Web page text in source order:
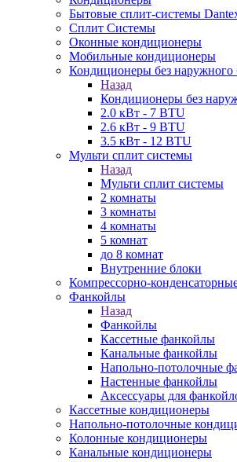
Бытовые сплит-системы
Сплит Системы
Оконные кондиционеры
Мобильные кондиционеры
Кондиционеры без наружного
Назад
Кондиционеры без
2.0 кВт - 7 BTU
2.6 кВт - 9 BTU
3.5 кВт - 12 BTU
Мульти сплит системы
Назад
Мульти сплит системы
2 комнаты
3 комнаты
4 комнаты
5 комнат
до 8 комнат
Внутренние блоки
Компрессорно-
Фанкойлы
Назад
Фанкойлы
Кассетные фанкойлы
Канальные фанкойлы
Напольно-потолочные
Настенные фанкойлы
Аксессуары для
Кассетные кондиционеры
Напольно-потолочные
Колонные кондиционеры
Канальные кондиционеры